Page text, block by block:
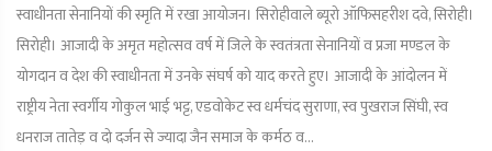
स्वाधीनता सेनानियों की स्मृति में रखा आयोजन। सिरोहीवाले ब्यूरो ऑफिसहरीश दवे, सिरोही।
सिरोही। आजादी के अमृत महोत्सव वर्ष में जिले के स्वतंत्रता सेनानियों व प्रजा मण्डल के
योगदान व देश की स्वाधीनता में उनके संघर्ष को याद करते हुए। आजादी के आंदोलन में
राष्ट्रीय नेता स्वर्गीय गोकुल भाई भट्ट, एडवोकेट स्व धर्मचंद सुराणा, स्व पुखराज सिंघी, स्व
धनराज तातेड़ व दो दर्जन से ज्यादा जैन समाज के कर्मठ व...